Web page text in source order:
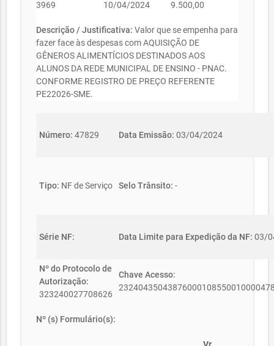
3969
10/04/2024
9.500,00
Descrição / Justificativa: Valor que se empenha para
fazer face às despesas com AQUISIÇÃO DE
GÊNEROS ALIMENTÍCIOS DESTINADOS AOS
ALUNOS DA REDE MUNICIPAL DE ENSINO - PNAC.
CONFORME REGISTRO DE PREÇO REFERENTE
PE22026-SME.
Número: 47829 Data Emissão: 03/04/2024
Tipo: NF de Serviço Selo Trânsito: -
Série NF: Data Limite para Expedição da NF: 03/
Nº do Protocolo de
Autorização:
323240027708626
Chave Acesso:
Nº (s) Formulário(s):